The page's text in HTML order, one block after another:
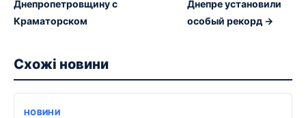
Днепропетровщину с
Краматорском
Днепре установили
особый рекорд →
Схожі новини
НОВИНИ